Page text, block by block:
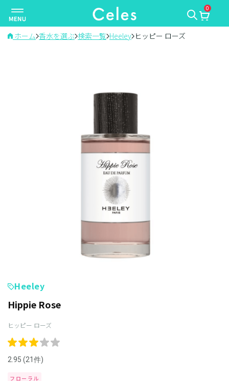
ナ
ビ
ゲ
0
ホーム 香水を選ぶ 検索一覧 Heeley ヒッピー ローズ
Heeley
Hippie Rose
ヒッピー ローズ
2.95 (21件)
フローラル